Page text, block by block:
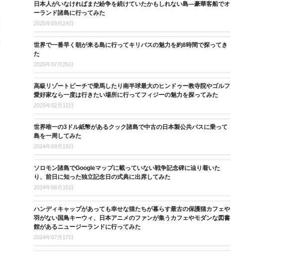
日本人がいなければまだ紛争を続けていたかもしれない島―豪華客船でオ
ーランド諸島に行ってみた
2025年09月24日
世界で一番早く朝が来る島に行ってキリバスの魅力を約8時間で探ってき
た
2025年07月25日
高級リゾートビーチで乗馬したり南半球最大のヒンドゥー教寺院やゴルフ
愛好家なら一度は行きたい場所に行ってフィジーの魅力を探ってみた
2025年02月12日
世界唯一の3ドル紙幣があるクック諸島で中古の日本製公共バスに乗って
島を一周してみた
2024年09月18日
ソロモン諸島でGoogleマップに載っていない戦争記念碑に辿り着いた
り、前日に知った独立記念日の式典に出席してみた
2024年08月15日
ハンディキャップがあっても幸せな猫たちが暮らす最古の保護猫カフェや
羽がない国鳥キーウィ、日本アニメのファンが集うカフェやモダンな図書
館があるニュージーランドに行ってみた
2024年07月17日